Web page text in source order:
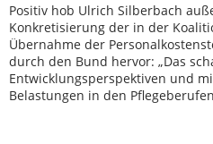
Positiv hob Ulrich Silberbach
Konkretisierung der in der
Übernahme der
durch den Bund hervor: „Das
Entwicklungsperspektiven und
Belastungen in den